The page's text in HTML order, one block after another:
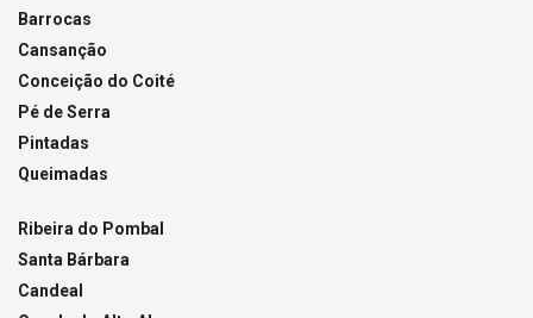
Barrocas
Cansanção
Conceição do Coité
Pé de Serra
Pintadas
Queimadas
Ribeira do Pombal
Santa Bárbara
Candeal